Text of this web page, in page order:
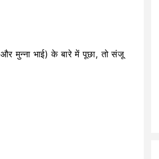
मुन्ना भाई) के बारे में पूछा, तो संजू